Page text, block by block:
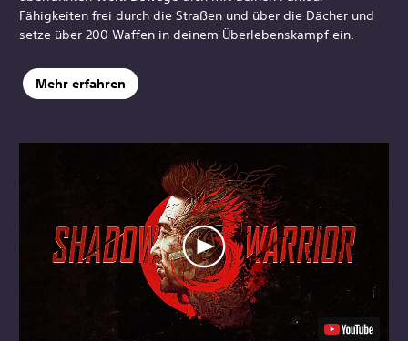
Fähigkeiten frei durch die Straßen und über die Dächer und
setze über 200 Waffen in deinem Überlebenskampf ein.
Mehr erfahren